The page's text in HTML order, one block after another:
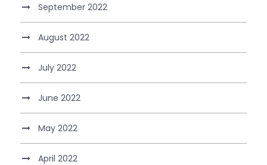
September 2022
August 2022
July 2022
June 2022
May 2022
April 2022